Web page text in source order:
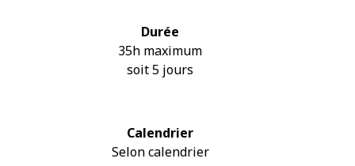
Durée
35h maximum
soit 5 jours
Calendrier
Selon calendrier